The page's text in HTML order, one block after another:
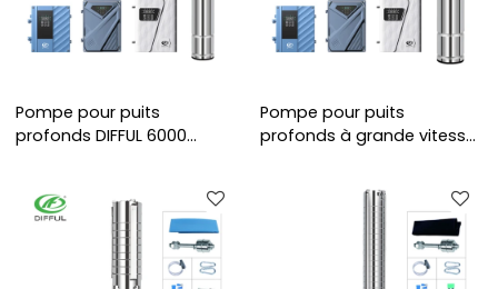
Pompe pour puits
profonds DIFFUL 6000
Pompe de puits
submersible pour
l'irrigation | Fabricant de
pompe à eau
Pompe pour puits
profonds à grande vitesse
000 tr/min | Irrigation
agricole | Usine de pompes